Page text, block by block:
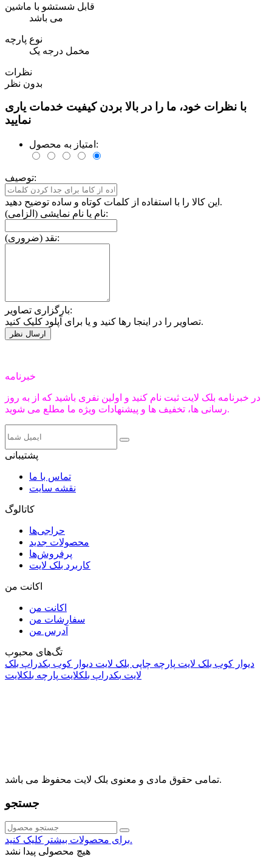
قابل شستشو با ماشین
می باشد
نوع پارچه
مخمل درجه یک
نظرات
بدون نظر
با نظرات خود، ما را در بالا بردن کیفیت خدمات یاری
نمایید
امتیاز به محصول:
توصیف:
این کالا را با استفاده از کلمات کوتاه و ساده توضیح دهید.
نام یا نام نمایشی (الزامی):
نقد (ضروری):
بارگزاری تصاویر:
تصاویر را در اینجا رها کنید و یا برای آپلود کلیک کنید.
خبرنامه
در خبرنامه بلک لایت ثبت نام کنید و اولین نفری باشید که از به روز
رسانی ها، تخفیف ها و پیشنهادات ویژه ما مطلع می شوید.
پشتیبانی
تماس با ما
نقشه سایت
کاتالوگ
حراجی‌ها
محصولات جدید
پرفروش‌ها
کاربرد بلک لایت
اکانت من
اکانت من
سفارشات من
آدرس من
تگ‌های محبوب
دیوار کوب بلک لایت پارچه چاپی بلک لایت دیوار کوب بکدراپ بلک
لایت بکدراپ بلکلایت پارچه بلکلایت
تمامی حقوق مادی و معنوی بلک لایت محفوظ می باشد.
جستجو
برای محصولات بیشتر کلیک کنید.
هیچ محصولی پیدا نشد